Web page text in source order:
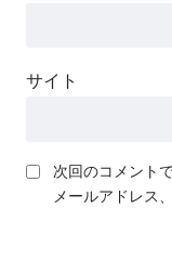
サイト
次回のコメント
メールアドレス